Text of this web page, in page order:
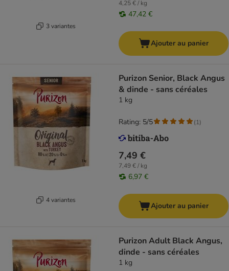
3 variantes
4,25 € / kg
47,42 €
Ajouter au panier
4 variantes
Purizon Senior, Black Angus
& dinde - sans céréales
1 kg
7,49 €
7,49 € / kg
6,97 €
Rating: 5/5 (1)
Ajouter au panier
Purizon Adult Black Angus,
dinde - sans céréales
1 kg